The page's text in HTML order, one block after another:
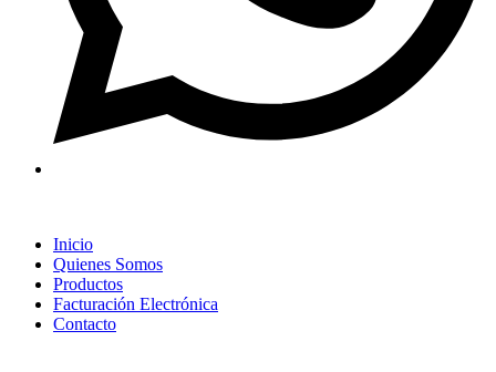
Inicio
Quienes Somos
Productos
Facturación Electrónica
Contacto